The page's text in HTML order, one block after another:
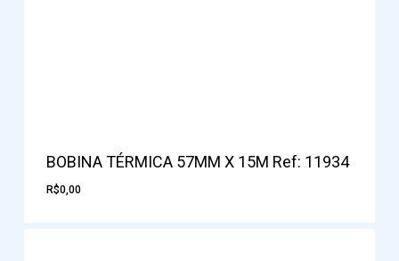
BOBINA TÉRMICA 57MM X 15M Ref: 11934
R$0,00